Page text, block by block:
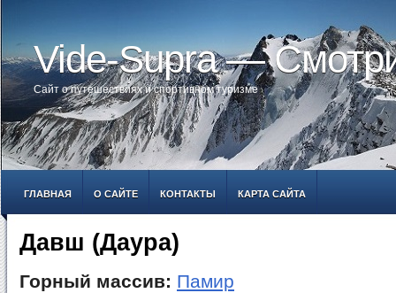
Vide-Supra —
Сайт о путешествиях и спортивном туризме
ГЛАВНАЯ О САЙТЕ КОНТАКТЫ КАРТА САЙТА
Давш (Даура)
Горный массив: Памир